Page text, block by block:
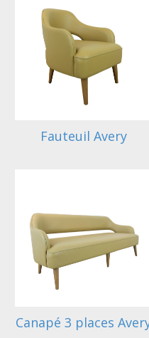
Fauteuil Avery
Canapé 3 places